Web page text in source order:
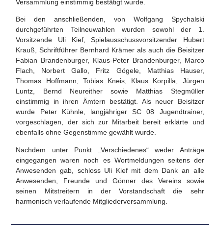
Versammlung einstimmig bestätigt wurde.
Bei den anschließenden, von Wolfgang Spychalski
durchgeführten Teilneuwahlen wurden sowohl der 1.
Vorsitzende Uli Kief, Spielausschussvorsitzender Hubert
Krauß, Schriftführer Bernhard Krämer als auch die Beisitzer
Fabian Brandenburger, Klaus-Peter Brandenburger, Marco
Flach, Norbert Gallo, Fritz Gögele, Matthias Hauser,
Thomas Hoffmann, Tobias Kneis, Klaus Korpilla, Jürgen
Luntz, Bernd Neureither sowie Matthias Stegmüller
einstimmig in ihren Ämtern bestätigt. Als neuer Beisitzer
wurde Peter Kühnle, langjähriger SC 08 Jugendtrainer,
vorgeschlagen, der sich zur Mitarbeit bereit erklärte und
ebenfalls ohne Gegenstimme gewählt wurde.
Nachdem unter Punkt „Verschiedenes“ weder Anträge
eingegangen waren noch es Wortmeldungen seitens der
Anwesenden gab, schloss Uli Kief mit dem Dank an alle
Anwesenden, Freunde und Gönner des Vereins sowie
seinen Mitstreitern in der Vorstandschaft die sehr
harmonisch verlaufende Mitgliederversammlung.